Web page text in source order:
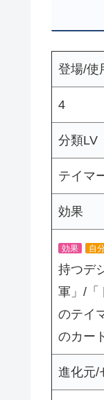
登場/使
4
分類LV
テイマ
効果
効果 自
持つデ
軍」/「
のテイ
のカー
進化元/